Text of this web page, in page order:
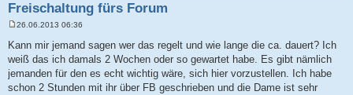
Freischaltung fürs Forum
i
t
a
g
26.06.2013 06:36
Kann mir jemand sagen wer das regelt und wie lange die ca. dauert? Ich
weiß das ich damals 2 Wochen oder so gewartet habe. Es gibt nämlich
jemanden für den es echt wichtig wäre, sich hier vorzustellen. Ich habe
schon 2 Stunden mit ihr über FB geschrieben und die Dame ist sehr